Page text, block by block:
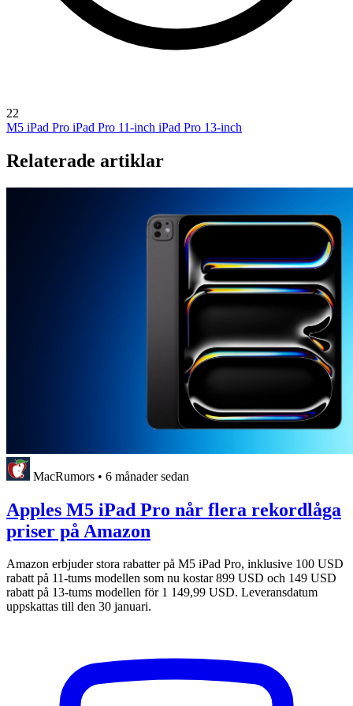
22
M5 iPad Pro iPad Pro 11-inch iPad Pro 13-inch
Relaterade artiklar
MacRumors • 6 månader sedan
Apples M5 iPad Pro når flera rekordlåga
priser på Amazon
Amazon erbjuder stora rabatter på M5 iPad Pro, inklusive 100 USD
rabatt på 11-tums modellen som nu kostar 899 USD och 149 USD
rabatt på 13-tums modellen för 1 149,99 USD. Leveransdatum
uppskattas till den 30 januari.